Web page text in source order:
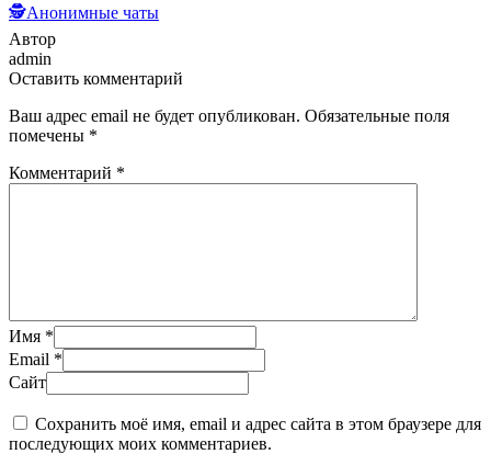
🕵️Анонимные чаты
Автор
admin
Оставить комментарий
Ваш адрес email не будет опубликован. Обязательные поля
помечены *
Комментарий *
Имя *
Email *
Сайт
Сохранить моё имя, email и адрес сайта в этом браузере для
последующих моих комментариев.